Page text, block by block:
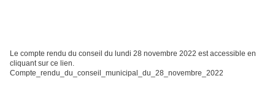
Le compte rendu du conseil du lundi 28 novembre 2022 est accessible en
cliquant sur ce lien.
Compte_rendu_du_conseil_municipal_du_28_novembre_2022